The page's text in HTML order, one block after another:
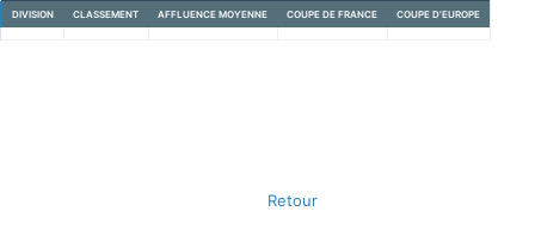
DIVISION CLASSEMENT AFFLUENCE MOYENNE COUPE DE FRANCE COUPE D'EUROPE
Retour